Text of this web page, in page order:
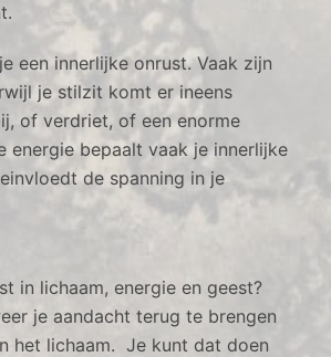
een innerlijke onrust. Vaak zijn
je stilzit komt er ineens
of verdriet, of een enorme
energie bepaalt vaak je innerlijke
de spanning in je
in lichaam, energie en geest?
je aandacht terug te brengen
het lichaam. Je kunt dat doen